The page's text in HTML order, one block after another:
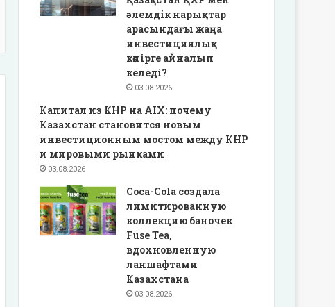
әлемдік нарықтар
арасындағы жаңа
инвестициялық
көпірге айналып
келеді?
03.08.2026
Капитал из КНР на AIX: почему
Казахстан становится новым
инвестиционным мостом между КНР
и мировыми рынками
03.08.2026
Coca-Cola создала
лимитированную
коллекцию баночек
Fuse Tea,
вдохновленную
ланшафтами
Казахстана
03.08.2026